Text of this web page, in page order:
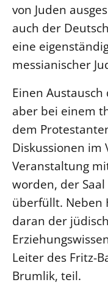
von Juden
auch der
eine
messianischer
Einen
aber bei einem
dem
Diskussionen im
Veranstaltung
worden, der
überfüllt. Neben
daran der
Leiter des Fritz-
Brumlik, teil.